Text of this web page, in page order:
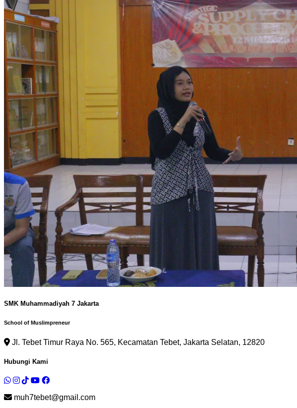
SMK Muhammadiyah 7 Jakarta
School of Muslimpreneur
Jl. Tebet Timur Raya No. 565, Kecamatan Tebet, Jakarta Selatan, 12820
Hubungi Kami
muh7tebet@gmail.com